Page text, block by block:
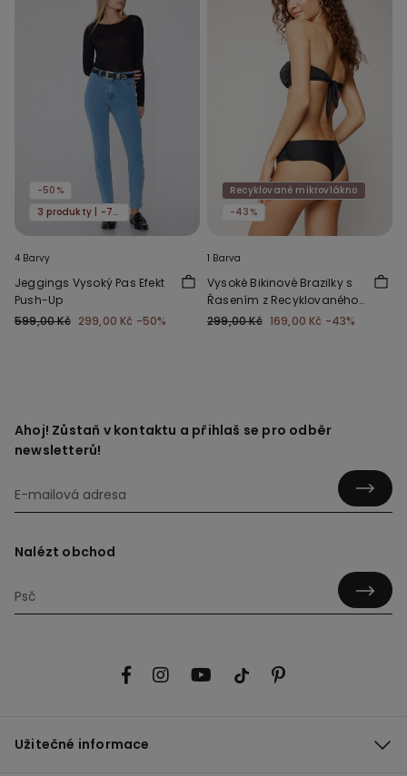
-50%
3 produkty | -70%
4 Barvy
Jeggings Vysoký Pas Efekt
Push-Up
599,00 Kč 299,00 Kč -50%
Recyklované mikrovlákno
-43%
1 Barva
Vysoké Bikinové Brazilky s
Řasením z Recyklovaného
Mikrovlákna
299,00 Kč 169,00 Kč -43%
Ahoj! Zůstaň v kontaktu a přihlaš se pro odběr
newsletterů!
Nalézt obchod
Užitečné informace